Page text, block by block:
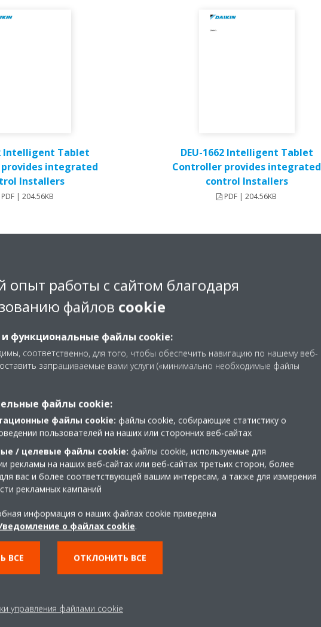
Intelligent Tablet
integrated
Installers
| 204.56KB
DEU-1662 Intelligent Tablet
Controller provides integrated
control Installers
PDF | 204.56KB
Languages
release_for
1662_Bulgarian
ZIP | 468.83KB
installers_DEU-1662_German
ZIP | 432.47KB
Related articles
работы с сайтом благодаря
файлов cookie
функциональные файлы cookie:
соответственно, для того, чтобы обеспечить навигацию по нашему веб-
запрашиваемые вами услуги («минимально необходимые файлы
файлы cookie:
файлы cookie: файлы cookie, собирающие статистику о
пользователей на наших или сторонних веб-сайтах
/ целевые файлы cookie: файлы cookie, используемые для
рекламы на наших веб-сайтах или веб-сайтах третьих сторон, более
вас и более соответствующей вашим интересам, а также для измерения
рекламных кампаний
информация о наших файлах cookie приведена
о файлах cookie.
ВСЕ ОТКЛОНИТЬ ВСЕ
управления файлами cookie